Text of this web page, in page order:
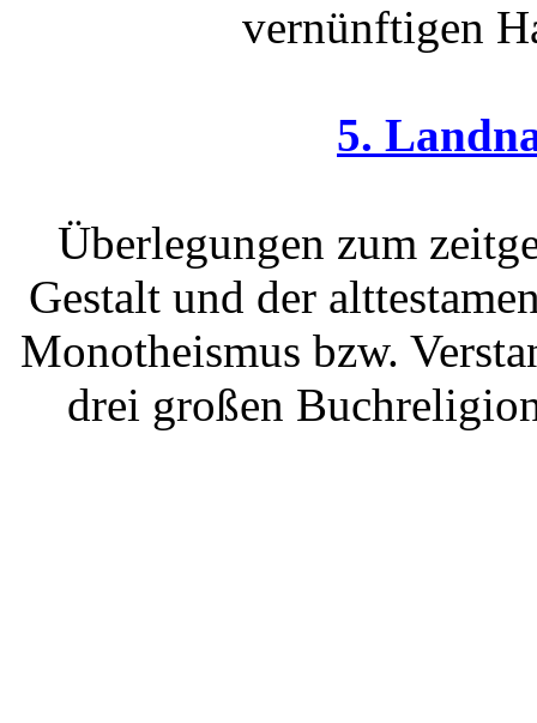
vernünftigen
5.
Überlegungen zum
Gestalt und der
Monotheismus bzw.
drei großen